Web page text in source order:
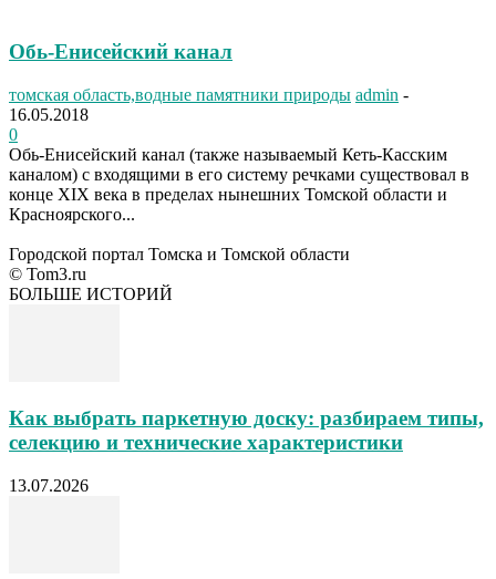
Обь-Енисейский канал
томская область,водные памятники природы admin -
16.05.2018
0
Обь-Енисейский канал (также называемый Кеть-Касским
каналом) с входящими в его систему речками существовал в
конце XIX века в пределах нынешних Томской области и
Красноярского...
Городской портал Томска и Томской области
© Tom3.ru
БОЛЬШЕ ИСТОРИЙ
Как выбрать паркетную доску: разбираем типы,
селекцию и технические характеристики
13.07.2026